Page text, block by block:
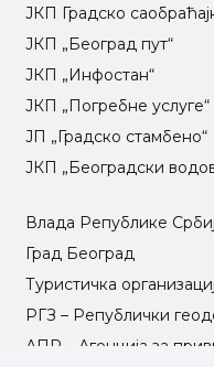
ЈКП Градско
ЈКП „Београд пут“
ЈКП „Инфостан“
ЈКП „Погребне услуге“
ЈП „Градско стамбено“
ЈКП „Београдски
Влада Републике
Град Београд
Туристичка
РГЗ – Републички
АПР – Агенција за